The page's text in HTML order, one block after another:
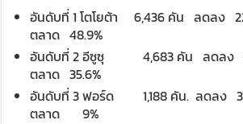
อันดับที่ 1 โตโยต้า 6,436 คัน ลดลง
ตลาด 48.9%
อันดับที่ 2 อีซูซุ 4,683 คัน ลดลง
ตลาด 35.6%
อันดับที่ 3 ฟอร์ด 1,188 คัน. ลดลง
ตลาด 9%